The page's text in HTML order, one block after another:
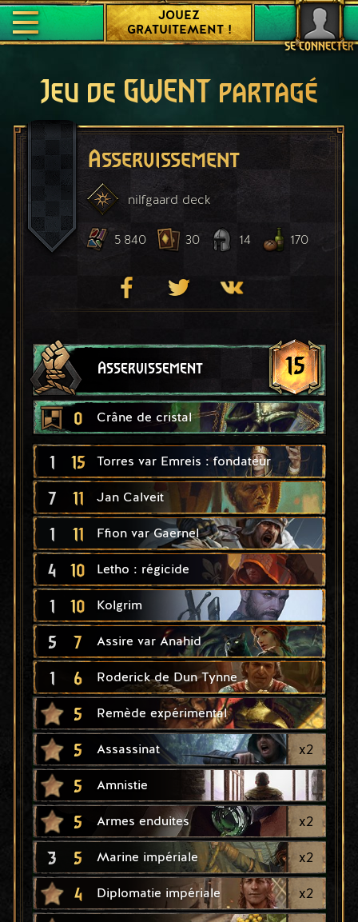
SE CONNECTER
JOUEZ
GRATUITEMENT !
Jeu de GWENT partagé
Asservissement
nilfgaard deck
5 840 30 14 170
Asservissement 15
0 Crâne de cristal
1 15 Torres var Emreis : fondateur
7 11 Jan Calveit
1 11 Ffion var Gaernel
4 10 Letho : régicide
1 10 Kolgrim
5 7 Assire var Anahid
1 6 Roderick de Dun Tynne
5 Remède expérimental
5 Assassinat x2
5 Amnistie
5 Armes enduites x2
3 5 Marine impériale x2
4 Diplomatie impériale x2